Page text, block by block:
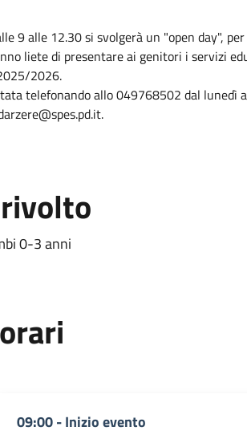
9 alle 12.30 si svolgerà un "open day",
liete di presentare ai genitori i servizi
2026.
telefonando allo 049768502 dal lunedì
0-3 anni
09:00 - Inizio evento